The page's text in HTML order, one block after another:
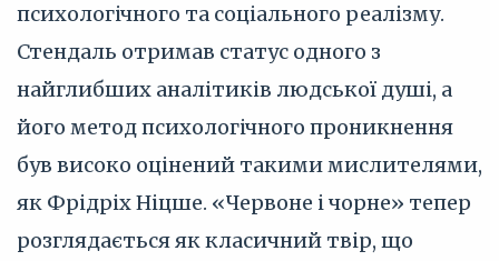
психологічного та соціального реалізму.
Стендаль отримав статус одного з
найглибших аналітиків людської душі, а
його метод психологічного проникнення
був високо оцінений такими мислителями,
як Фрідріх Ніцше. «Червоне і чорне» тепер
розглядається як класичний твір, що